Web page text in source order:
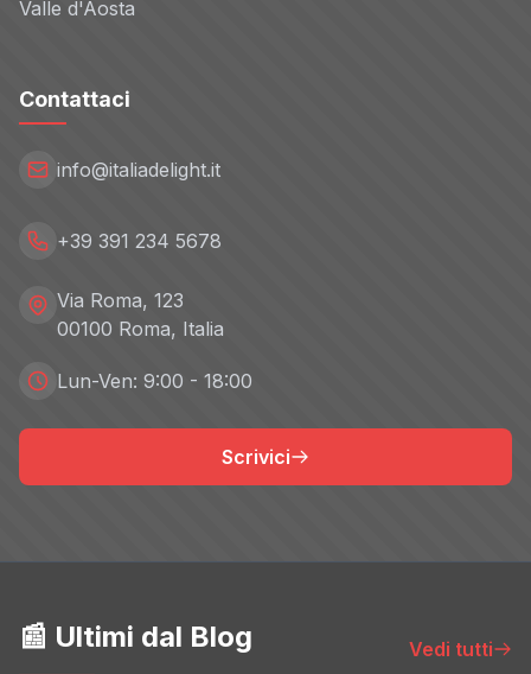
Valle d'Aosta
Contattaci
info@italiadelight.it
+39 391 234 5678
Via Roma, 123
00100 Roma, Italia
Lun-Ven: 9:00 - 18:00
Scrivici
📰 Ultimi dal Blog Vedi tutti